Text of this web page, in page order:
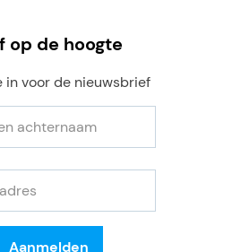
op de hoogte
in voor de nieuwsbrief